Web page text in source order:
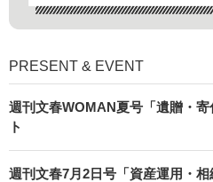
PRESENT & EVENT
週刊文春WOMAN夏号「遺贈・
ト
週刊文春7月2日号「資産運用・